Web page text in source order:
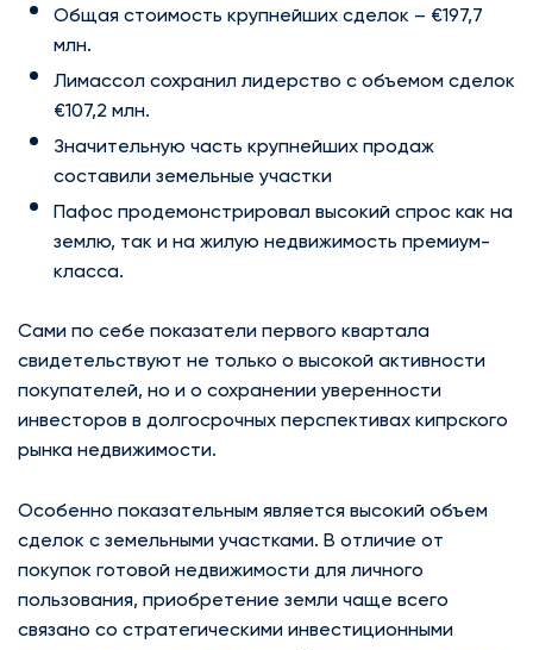
Общая стоимость крупнейших сделок – €197,7
млн.
Лимассол сохранил лидерство с объемом сделок
€107,2 млн.
Значительную часть крупнейших продаж
составили земельные участки
Пафос продемонстрировал высокий спрос как на
землю, так и на жилую недвижимость премиум-
класса.
Сами по себе показатели первого квартала
свидетельствуют не только о высокой активности
покупателей, но и о сохранении уверенности
инвесторов в долгосрочных перспективах кипрского
рынка недвижимости.
Особенно показательным является высокий объем
сделок с земельными участками. В отличие от
покупок готовой недвижимости для личного
пользования, приобретение земли чаще всего
связано со стратегическими инвестиционными